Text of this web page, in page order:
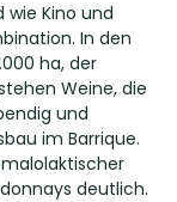
wie Kino und
In den
ha, der
Weine, die
und
im Barrique.
deutlich.